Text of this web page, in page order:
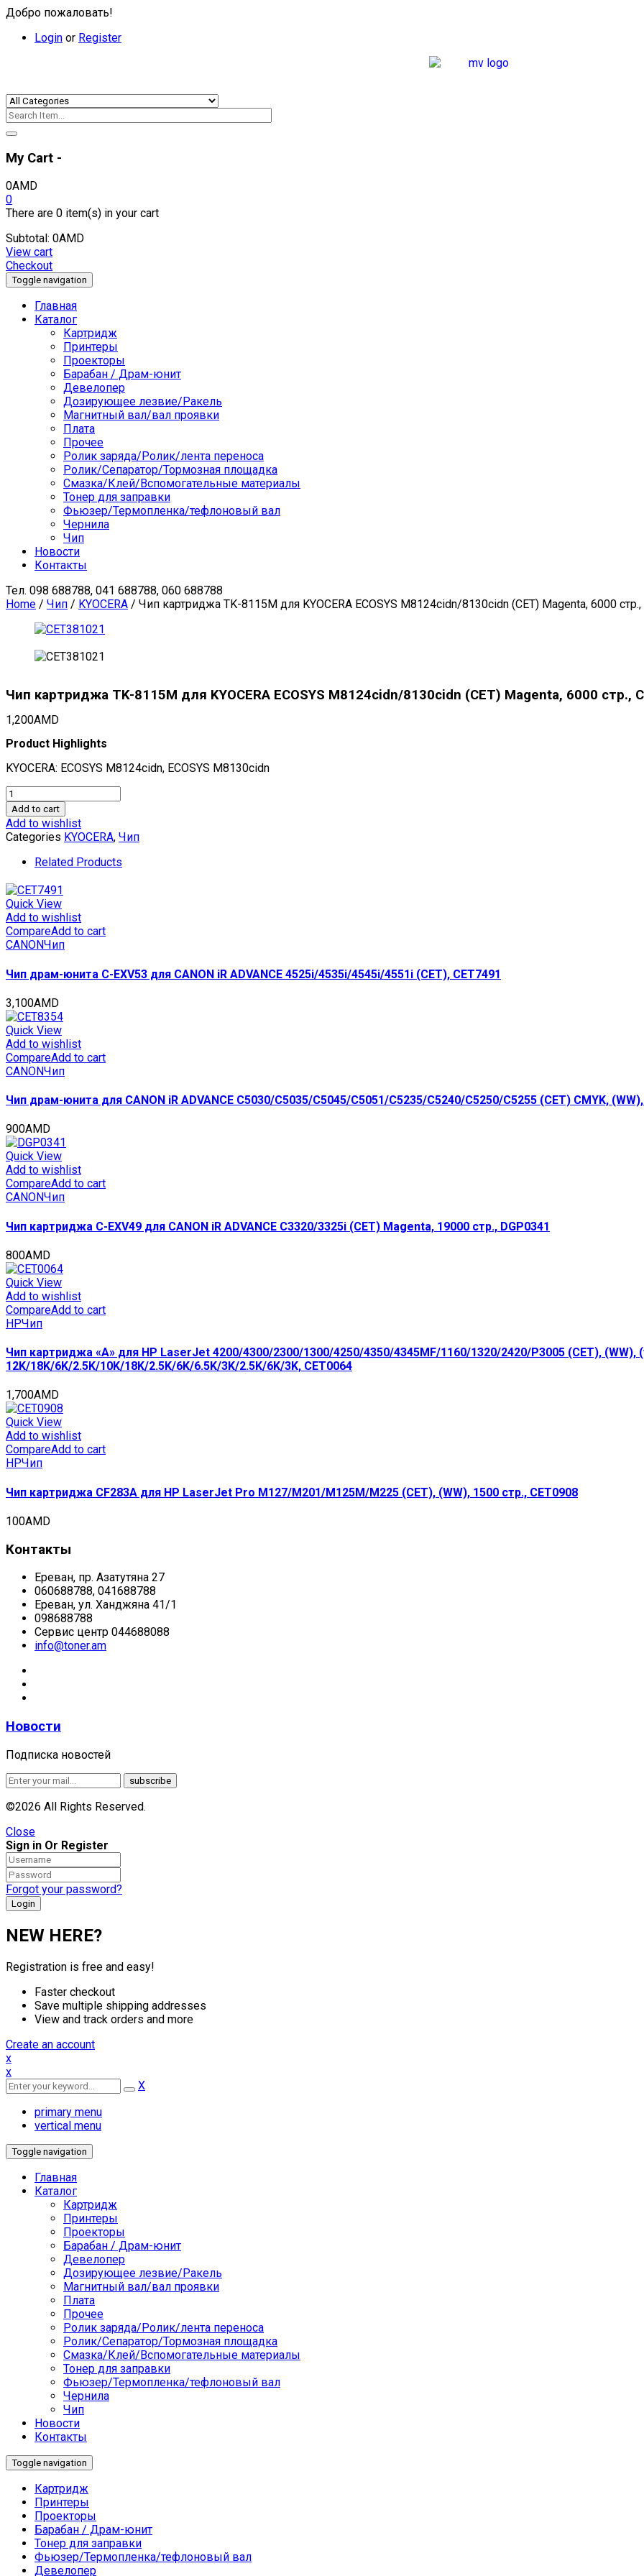
Добро пожаловать!
Login or Register
My Cart -
0AMD
0
There are 0 item(s) in your cart
Subtotal: 0AMD
View cart
Checkout
Toggle navigation
Главная
Каталог
Картридж
Принтеры
Проекторы
Барабан / Драм-юнит
Девелопер
Дозирующее лезвие/Ракель
Магнитный вал/вал проявки
Плата
Прочее
Ролик заряда/Ролик/лента переноса
Ролик/Сепаратор/Тормозная площадка
Смазка/Клей/Вспомогательные материалы
Тонер для заправки
Фьюзер/Термопленка/тефлоновый вал
Чернила
Чип
Новости
Контакты
Тел. 098 688788, 041 688788, 060 688788
Home / Чип / KYOCERA / Чип картриджа TK-8115M для KYOCERA ECOSYS M8124cidn/8130cidn (CET) Magenta, 6000 стр.,
Чип картриджа TK-8115M для KYOCERA ECOSYS M8124cidn/8130cidn (CET) Magenta, 6000 стр.,
1,200AMD
Product Highlights
KYOCERA: ECOSYS M8124cidn, ECOSYS M8130cidn
Чип
картриджа
TK-
8115M
KYOCERA
M8124cidn/8130cidn
(CET)
Magenta,
6000
стр.,
quantity
Add to cart
Add to wishlist
Categories KYOCERA, Чип
Related Products
Quick View
Add to wishlist
CompareAdd to cart
CANONЧип
Чип драм-юнита C-EXV53 для CANON iR ADVANCE 4525i/4535i/4545i/4551i (CET), CET7491
3,100AMD
Quick View
Add to wishlist
CompareAdd to cart
CANONЧип
Чип драм-юнита для CANON iR ADVANCE C5030/C5035/C5045/C5051/C5235/C5240/C5250/C5255 (CET) CMYK,
900AMD
Quick View
Add to wishlist
CompareAdd to cart
CANONЧип
Чип картриджа C-EXV49 для CANON iR ADVANCE C3320/3325i (CET) Magenta, 19000 стр., DGP0341
800AMD
Quick View
Add to wishlist
CompareAdd to cart
HPЧип
Чип картриджа «A» для HP LaserJet 4200/4300/2300/1300/4250/4350/4345MF/1160/1320/2420/P3005 (CET), (WW),
12K/18K/6K/2.5K/10K/18K/2.5K/6K/6.5K/3K/2.5K/6K/3K, CET0064
1,700AMD
Quick View
Add to wishlist
CompareAdd to cart
HPЧип
Чип картриджа CF283A для HP LaserJet Pro M127/M201/M125M/M225 (CET), (WW), 1500 стр., CET0908
100AMD
Контакты
Ереван, пр. Азатутяна 27
060688788, 041688788
Ереван, ул. Ханджяна 41/1
098688788
Сервис центр 044688088
info@toner.am
Новости
Подписка новостей
©2026 All Rights Reserved.
Close
Sign in Or Register
Forgot your password?
NEW HERE?
Registration is free and easy!
Faster checkout
Save multiple shipping addresses
View and track orders and more
Create an account
x
x
X
primary menu
vertical menu
Toggle navigation
Главная
Каталог
Картридж
Принтеры
Проекторы
Барабан / Драм-юнит
Девелопер
Дозирующее лезвие/Ракель
Магнитный вал/вал проявки
Плата
Прочее
Ролик заряда/Ролик/лента переноса
Ролик/Сепаратор/Тормозная площадка
Смазка/Клей/Вспомогательные материалы
Тонер для заправки
Фьюзер/Термопленка/тефлоновый вал
Чернила
Чип
Новости
Контакты
Toggle navigation
Картридж
Принтеры
Проекторы
Барабан / Драм-юнит
Тонер для заправки
Фьюзер/Термопленка/тефлоновый вал
Девелопер